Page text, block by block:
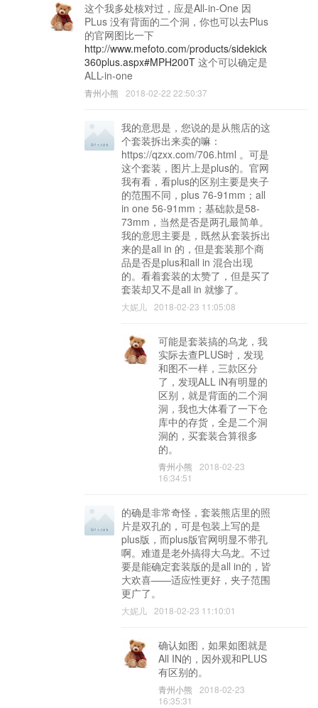
这个我多处核对过，应是All-in-One 因
PLus 没有背面的二个洞，你也可以去Plus
的官网图比一下
http://www.mefoto.com/products/sidekick
360plus.aspx#MPH200T 这个可以确定是
ALL-in-one
青州小熊 2018-02-22 22:50:37
我的意思是，您说的是从熊店的这
个套装拆出来卖的嘛：
https://qzxx.com/706.html 。可是
这个套装，图片上是plus的。官网
我有看，看plus的区别主要是夹子
的范围不同，plus 76-91mm；all
in one 56-91mm；基础款是58-
73mm，当然是否是两孔最简单。
我的意思主要是，既然从套装拆出
来的是all in 的，但是套装那个商
品是否是plus和all in 混合出现
的。看着套装的太赞了，但是买了
套装却又不是all in 就惨了。
大妮儿 2018-02-23 11:05:08
可能是套装搞的乌龙，我
实际去查PLUS时，发现
和图不一样，三款区分
了，发现ALL iN有明显的
区别，就是背面的二个洞
洞，我也大体看了一下仓
库中的存货，全是二个洞
洞的，买套装合算很多
的。
青州小熊
2018-02-23
16:34:51
的确是非常奇怪，套装熊店里的照
片是双孔的，可是包装上写的是
plus版，而plus版官网明显不带孔
啊。难道是老外搞得大乌龙。不过
要是能确定套装版的是all in的，皆
大欢喜——适应性更好，夹子范围
更广了。
大妮儿 2018-02-23 11:10:01
确认如图，如果如图就是
All IN的，因外观和PLUS
有区别的。
青州小熊
2018-02-23
16:35:31